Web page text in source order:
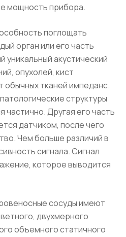
мощность прибора.
поглощать
орган или его часть
уникальный акустический
опухолей, кист
обычных тканей импеданс.
структуры
частично. Другая его часть
датчиком, после чего
Чем больше различий в
сигнала. Сигнал
которое выводится
сосуды имеют
двухмерного
объемного статичного